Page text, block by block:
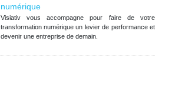
numérique
Visiativ vous accompagne pour faire de votre
transformation numérique un levier de performance et
devenir une entreprise de demain.